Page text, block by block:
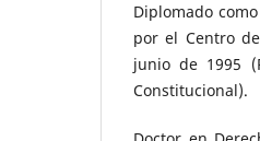
Diplomado
por el Centro
junio de 1995
Constitucional).